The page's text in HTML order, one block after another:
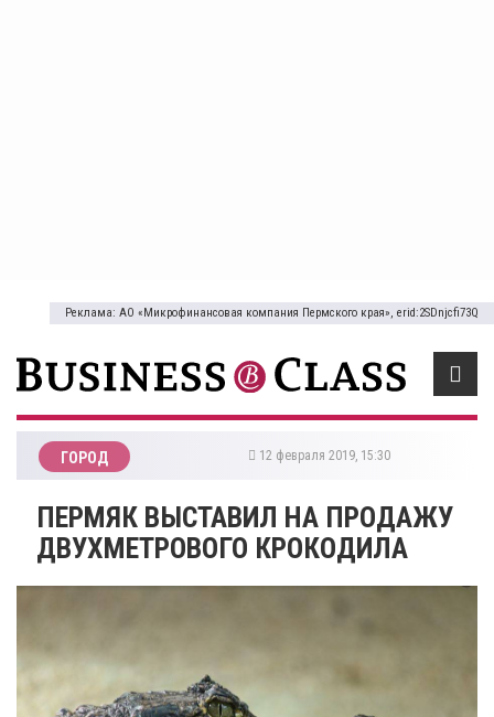
Реклама: АО «Микрофинансовая компания Пермского края», erid:2SDnjcfi73Q
ГОРОД 12 февраля 2019, 15:30
ПЕРМЯК ВЫСТАВИЛ НА ПРОДАЖУ
ДВУХМЕТРОВОГО КРОКОДИЛА